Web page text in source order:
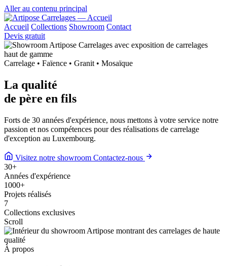
Aller au contenu principal
Accueil Collections Showroom Contact
Devis gratuit
Carrelage • Faïence • Granit • Mosaïque
La qualité
de père en fils
Forts de 30 années d'expérience, nous mettons à votre service notre
passion et nos compétences pour des réalisations de carrelage
d'exception au Luxembourg.
Visitez notre showroom Contactez-nous
30+
Années d'expérience
1000+
Projets réalisés
7
Collections exclusives
Scroll
À propos